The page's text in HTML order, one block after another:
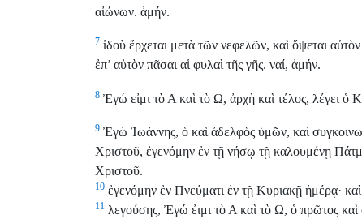
αἰώνων. ἀμήν.
7 ἰδοὺ ἔρχεται μετὰ τῶν νεφελῶν, καὶ ὄψεται
ἐπ’ αὐτὸν πᾶσαι αἱ φυλαὶ τῆς γῆς. ναί, ἀμήν.
8 Ἐγώ εἰμι τὸ Α καὶ τὸ Ω, ἀρχὴ καὶ τέλος, λέγει ὁ
9 Ἐγὼ Ἰωάννης, ὁ καὶ ἀδελφὸς ὑμῶν, καὶ
Χριστοῦ, ἐγενόμην ἐν τῇ νήσῳ τῇ καλουμένῃ
Χριστοῦ.
10 ἐγενόμην ἐν Πνεύματι ἐν τῇ Κυριακῇ ἡμέρᾳ·
11 λεγούσης, Ἐγώ ἐιμι τὸ Α καὶ τὸ Ω, ὁ πρῶτος καὶ